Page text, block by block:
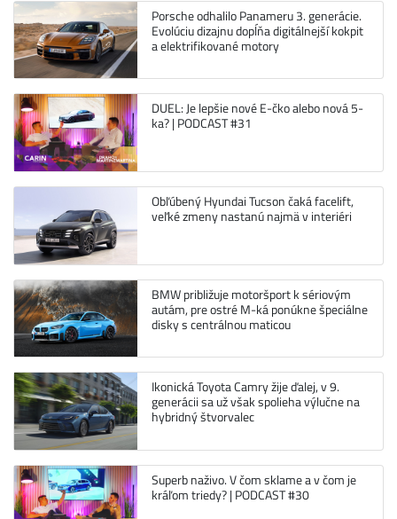
Porsche odhalilo Panameru 3. generácie.
Evolúciu dizajnu dopĺňa digitálnejší kokpit
a elektrifikované motory
DUEL: Je lepšie nové E-čko alebo nová 5-
ka? | PODCAST #31
Obľúbený Hyundai Tucson čaká facelift,
veľké zmeny nastanú najmä v interiéri
BMW približuje motoršport k sériovým
autám, pre ostré M-ká ponúkne špeciálne
disky s centrálnou maticou
Ikonická Toyota Camry žije ďalej, v 9.
generácii sa už však spolieha výlučne na
hybridný štvorvalec
Superb naživo. V čom sklame a v čom je
kráľom triedy? | PODCAST #30